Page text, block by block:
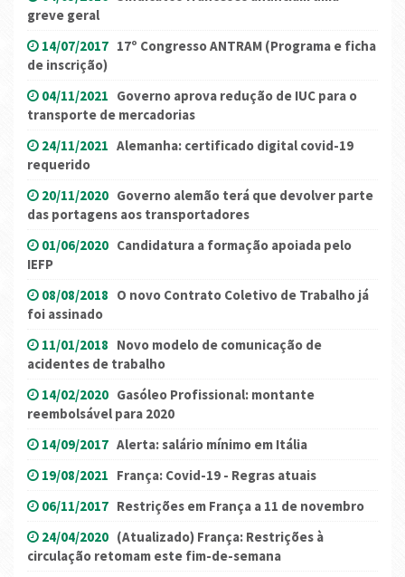
greve geral
14/07/2017 17º Congresso ANTRAM (Programa e ficha
de inscrição)
04/11/2021 Governo aprova redução de IUC para o
transporte de mercadorias
24/11/2021 Alemanha: certificado digital covid-19
requerido
20/11/2020 Governo alemão terá que devolver parte
das portagens aos transportadores
01/06/2020 Candidatura a formação apoiada pelo
IEFP
08/08/2018 O novo Contrato Coletivo de Trabalho já
foi assinado
11/01/2018 Novo modelo de comunicação de
acidentes de trabalho
14/02/2020 Gasóleo Profissional: montante
reembolsável para 2020
14/09/2017 Alerta: salário mínimo em Itália
19/08/2021 França: Covid-19 - Regras atuais
06/11/2017 Restrições em França a 11 de novembro
24/04/2020 (Atualizado) França: Restrições à
circulação retomam este fim-de-semana